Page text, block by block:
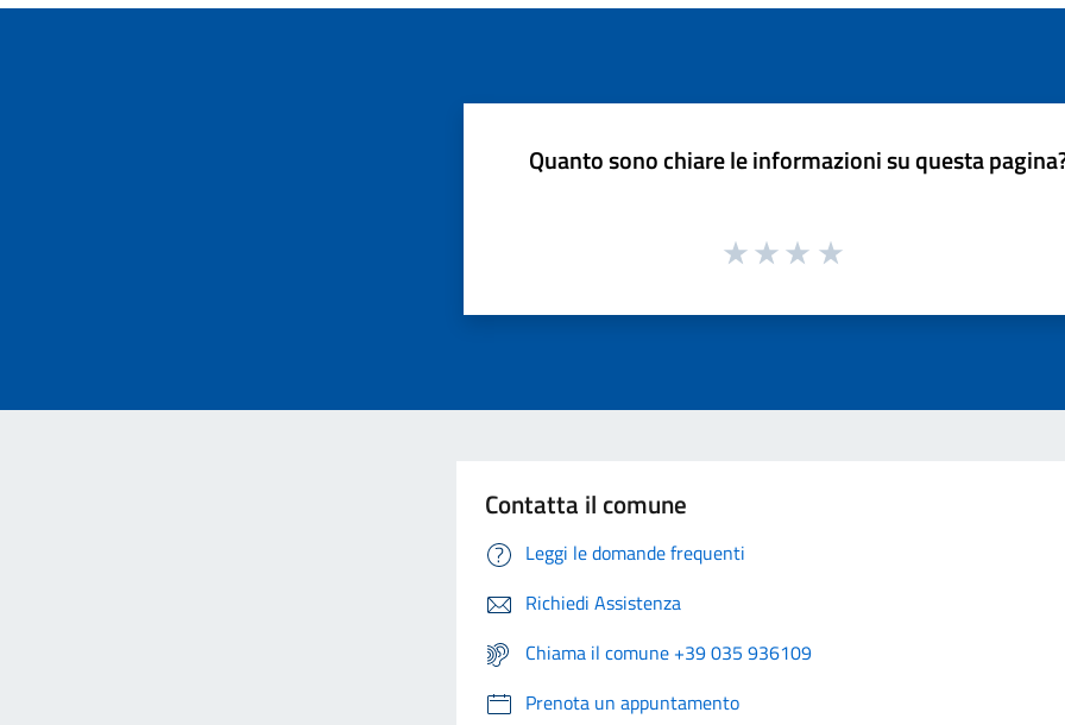
Quanto sono chiare le informazioni su questa
Contatta il comune
Leggi le domande frequenti
Richiedi Assistenza
Chiama il comune +39 035 936109
Prenota un appuntamento